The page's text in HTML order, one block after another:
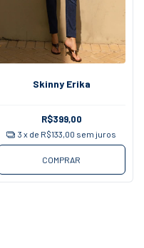
Skinny Erika
R$399,00
3 x de R$133,00 sem juros
COMPRAR